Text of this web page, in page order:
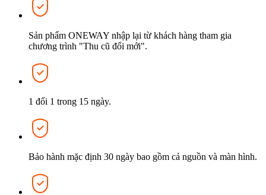
Sản phẩm ONEWAY nhập lại từ khách hàng tham gia
chương trình "Thu cũ đổi mới".
1 đổi 1 trong 15 ngày.
Bảo hành mặc định 30 ngày bao gồm cả nguồn và màn hình.